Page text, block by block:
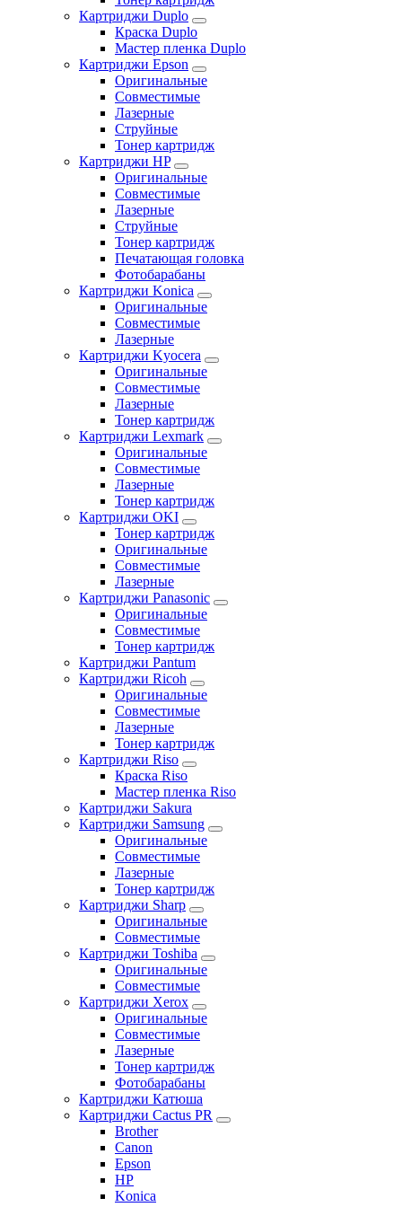
Картриджи Duplo
Краска Duplo
Мастер пленка Duplo
Картриджи Epson
Оригинальные
Совместимые
Лазерные
Струйные
Тонер картридж
Картриджи HP
Оригинальные
Совместимые
Лазерные
Струйные
Тонер картридж
Печатающая головка
Фотобарабаны
Картриджи Konica
Оригинальные
Совместимые
Лазерные
Картриджи Kyocera
Оригинальные
Совместимые
Лазерные
Тонер картридж
Картриджи Lexmark
Оригинальные
Совместимые
Лазерные
Тонер картридж
Картриджи OKI
Тонер картридж
Оригинальные
Совместимые
Лазерные
Картриджи Panasonic
Оригинальные
Совместимые
Тонер картридж
Картриджи Pantum
Картриджи Ricoh
Оригинальные
Совместимые
Лазерные
Тонер картридж
Картриджи Riso
Краска Riso
Мастер пленка Riso
Картриджи Sakura
Картриджи Samsung
Оригинальные
Совместимые
Лазерные
Тонер картридж
Картриджи Sharp
Оригинальные
Совместимые
Картриджи Toshiba
Оригинальные
Совместимые
Картриджи Xerox
Оригинальные
Совместимые
Лазерные
Тонер картридж
Фотобарабаны
Картриджи Катюша
Картриджи Cactus PR
Brother
Canon
Epson
HP
Konica